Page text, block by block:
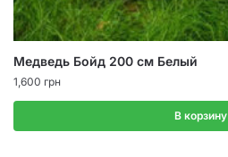
Медведь Бойд 200 см Белый
1,600 грн
В корзину